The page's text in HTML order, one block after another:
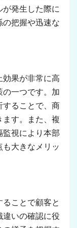
が発生した際に
の把握や迅速な
効果が非常に高
の一つです。加
することで、商
ます。また、複
監視により本部
大きなメリッ
ことで顧客と
違いの確認に役